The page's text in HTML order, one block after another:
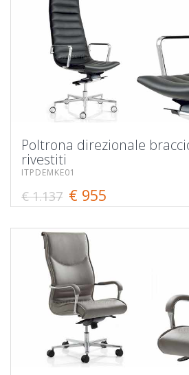
Poltrona direzionale
rivestiti
ITPDEMKE01
€ 1.137 € 955